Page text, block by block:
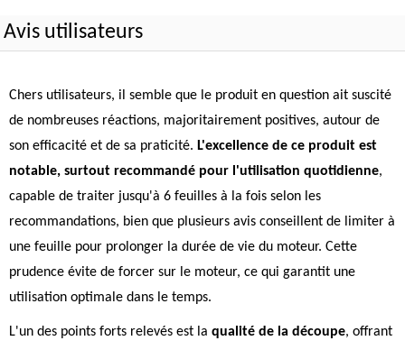
Avis utilisateurs
Chers utilisateurs, il semble que le produit en question ait suscité
de nombreuses réactions, majoritairement positives, autour de
son efficacité et de sa praticité. L'excellence de ce produit est
notable, surtout recommandé pour l'utilisation quotidienne,
capable de traiter jusqu'à 6 feuilles à la fois selon les
recommandations, bien que plusieurs avis conseillent de limiter à
une feuille pour prolonger la durée de vie du moteur. Cette
prudence évite de forcer sur le moteur, ce qui garantit une
utilisation optimale dans le temps.
L'un des points forts relevés est la qualité de la découpe, offrant